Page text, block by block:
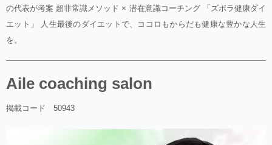
の代表が考案 超非常識メソッド × 潜在意識コーチング 「ズボラ健康ダイ
エット」 人生最後のダイエットで、ココロもからだも健康な豊かな人生
を。
Aile coaching salon
掲載コード 50943